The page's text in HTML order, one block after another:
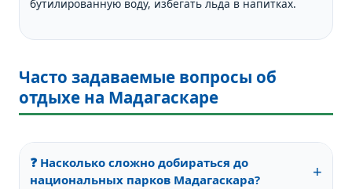
бутилированную воду, избегать льда в напитках.
Часто задаваемые вопросы об
отдыхе на Мадагаскаре
❓ Насколько сложно добираться до
национальных парков Мадагаскара?
+